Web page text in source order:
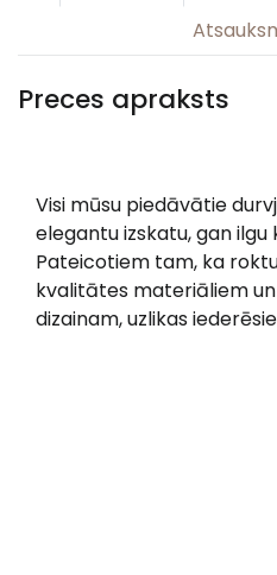
Preces apraksts
Visi mūsu piedāvātie
elegantu izskatu, gan ilgu
Pateicotiem tam, ka
kvalitātes materiāliem
dizainam, uzlikas